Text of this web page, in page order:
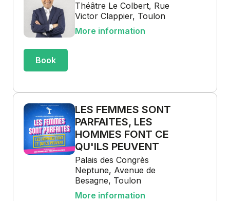
Théâtre Le Colbert, Rue
Victor Clappier, Toulon
More information
Book
LES FEMMES SONT
PARFAITES, LES
HOMMES FONT CE
QU'ILS PEUVENT
Palais des Congrès
Neptune, Avenue de
Besagne, Toulon
More information